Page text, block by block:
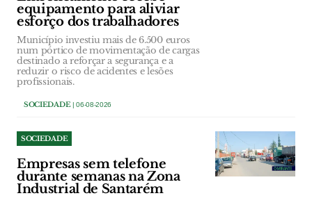
equipamento para aliviar
esforço dos trabalhadores
Município investiu mais de 6.500 euros
num pórtico de movimentação de cargas
destinado a reforçar a segurança e a
reduzir o risco de acidentes e lesões
profissionais.
SOCIEDADE| 06-08-2026
SOCIEDADE
Empresas sem telefone
durante semanas na Zona
Industrial de Santarém